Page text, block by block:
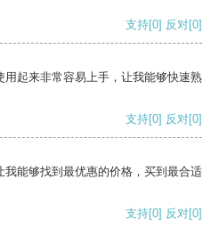
支持[0] 反对[0]
起来非常容易上手，让我能够快速熟
支持[0] 反对[0]
能够找到最优惠的价格，买到最合适
支持[0] 反对[0]